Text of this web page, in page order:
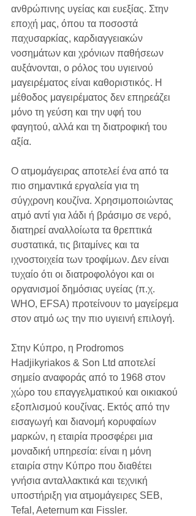
ανθρώπινης υγείας και ευεξίας. Στην
εποχή μας, όπου τα ποσοστά
παχυσαρκίας, καρδιαγγειακών
νοσημάτων και χρόνιων παθήσεων
αυξάνονται, ο ρόλος του υγιεινού
μαγειρέματος είναι καθοριστικός. Η
μέθοδος μαγειρέματος δεν επηρεάζει
μόνο τη γεύση και την υφή του
φαγητού, αλλά και τη διατροφική του
αξία.
Ο ατμομάγειρας αποτελεί ένα από τα
πιο σημαντικά εργαλεία για τη
σύγχρονη κουζίνα. Χρησιμοποιώντας
ατμό αντί για λάδι ή βράσιμο σε νερό,
διατηρεί αναλλοίωτα τα θρεπτικά
συστατικά, τις βιταμίνες και τα
ιχνοστοιχεία των τροφίμων. Δεν είναι
τυχαίο ότι οι διατροφολόγοι και οι
οργανισμοί δημόσιας υγείας (π.χ.
WHO, EFSA) προτείνουν το μαγείρεμα
στον ατμό ως την πιο υγιεινή επιλογή.
Στην Κύπρο, η Prodromos
Hadjikyriakos & Son Ltd αποτελεί
σημείο αναφοράς από το 1968 στον
χώρο του επαγγελματικού και οικιακού
εξοπλισμού κουζίνας. Εκτός από την
εισαγωγή και διανομή κορυφαίων
μαρκών, η εταιρία προσφέρει μια
μοναδική υπηρεσία: είναι η μόνη
εταιρία στην Κύπρο που διαθέτει
γνήσια ανταλλακτικά και τεχνική
υποστήριξη για ατμομάγειρες SEB,
Tefal, Aeternum και Fissler.